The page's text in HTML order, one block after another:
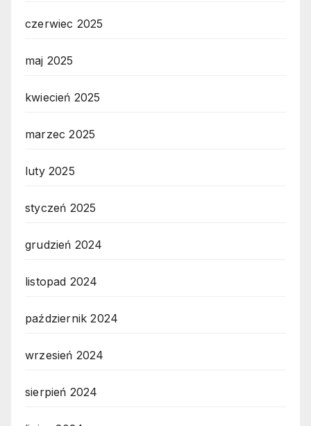
czerwiec 2025
maj 2025
kwiecień 2025
marzec 2025
luty 2025
styczeń 2025
grudzień 2024
listopad 2024
październik 2024
wrzesień 2024
sierpień 2024